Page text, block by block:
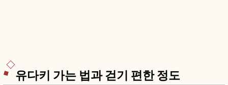
유다키 가는 법과 걷기 편한 정도